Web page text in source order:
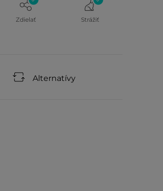
Zdielať Strážiť
Alternatívy